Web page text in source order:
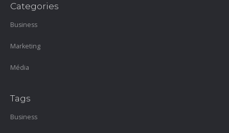
Categories
Business
Marketing
Média
Tags
Business